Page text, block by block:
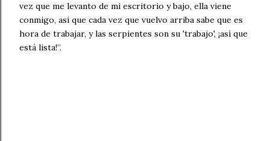
vez que me levanto de mi escritorio y bajo, ella viene
conmigo, así que cada vez que vuelvo arriba sabe que es
hora de trabajar, y las serpientes son su 'trabajo', ¡así que
está lista!”.